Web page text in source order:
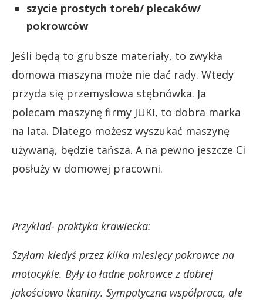
szycie prostych toreb/ plecaków/
pokrowców
Jeśli będą to grubsze materiały, to zwykła
domowa maszyna może nie dać rady. Wtedy
przyda się przemysłowa stębnówka. Ja
polecam maszynę firmy JUKI, to dobra marka
na lata. Dlatego możesz wyszukać maszynę
używaną, będzie tańsza. A na pewno jeszcze Ci
posłuży w domowej pracowni.
Przykład- praktyka krawiecka:
Szyłam kiedyś przez kilka miesięcy pokrowce na
motocykle. Były to ładne pokrowce z dobrej
jakościowo tkaniny. Sympatyczna współpraca, ale